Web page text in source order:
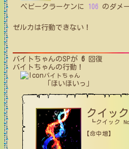
ベビークラーケン に 106 のダメ
ゼルカは行動できない！
バイトちゃんのSPが 6 回復
バイトちゃんの行動！
バイトちゃん
「ほいほいっ」
クイック
┗クイック
【命中増】